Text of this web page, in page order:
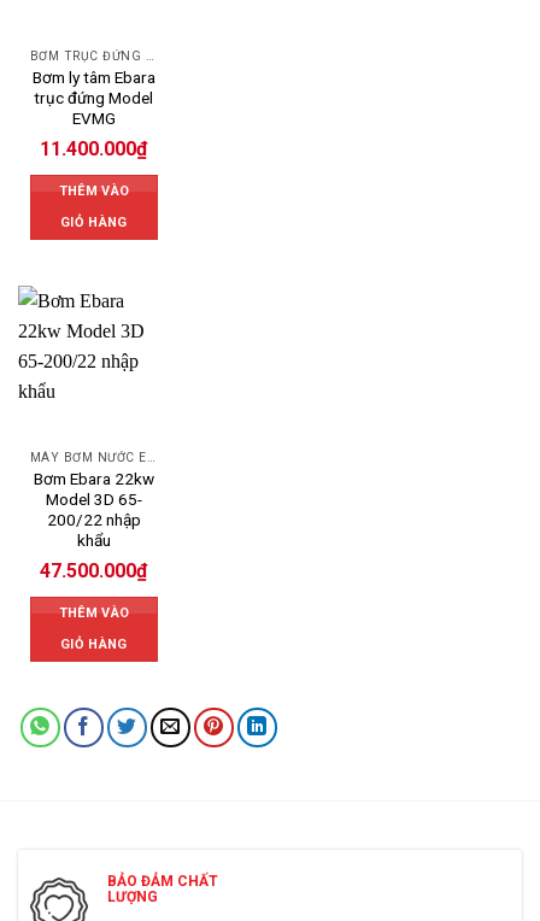
Bơm ly tâm Ebara
trục đứng Model
EVMG
11.400.000₫
THÊM VÀO
GIỎ HÀNG
Bơm Ebara 22kw
Model 3D 65-
200/22 nhập
khẩu
47.500.000₫
THÊM VÀO
GIỎ HÀNG
BẢO ĐẢM CHẤT
LƯỢNG